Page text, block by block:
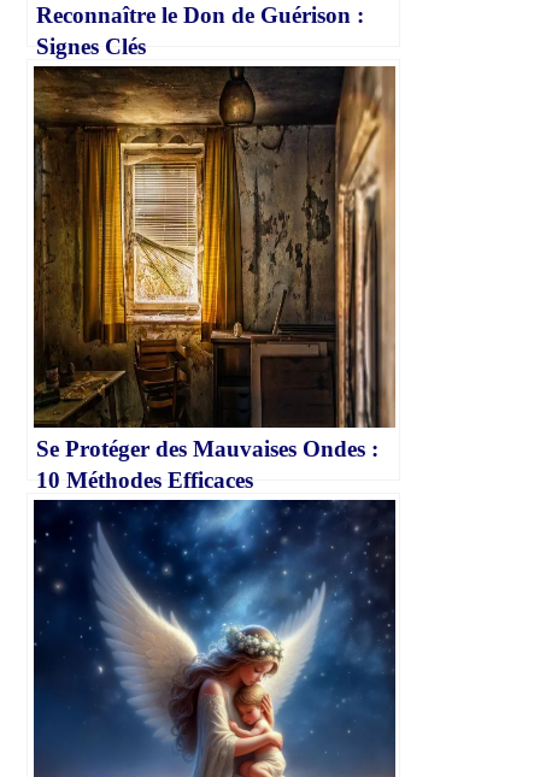
Reconnaître le Don de Guérison :
Signes Clés
Se Protéger des Mauvaises Ondes :
10 Méthodes Efficaces